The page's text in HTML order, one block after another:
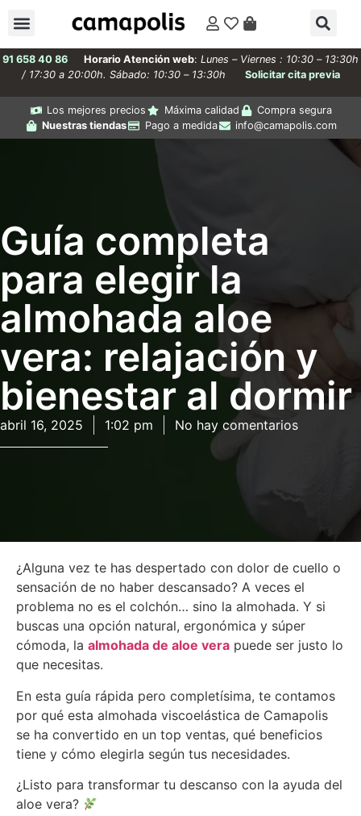
91 658 40 86 Horario Atención web: Lunes – Viernes : 10:30 – 13:30h
/ 17:30 a 20:00h. Sábado: 10:30 – 13:30h
Solicitar cita previa
Los mejores precios Máxima calidad
Compra segura
Nuestras tiendas
Pago a medida info@camapolis.com
Guía completa
para elegir la
almohada aloe
vera: relajación y
bienestar al dormir
abril 16, 2025 1:02 pm No hay comentarios
¿Alguna vez te has despertado con dolor de cuello o
sensación de no haber descansado? A veces el
problema no es el colchón… sino la almohada. Y si
buscas una opción natural, ergonómica y súper
cómoda, la almohada de aloe vera puede ser justo lo
que necesitas.
En esta guía rápida pero completísima, te contamos
por qué esta almohada viscoelástica de Camapolis
se ha convertido en un top ventas, qué beneficios
tiene y cómo elegirla según tus necesidades.
¿Listo para transformar tu descanso con la ayuda del
aloe vera?